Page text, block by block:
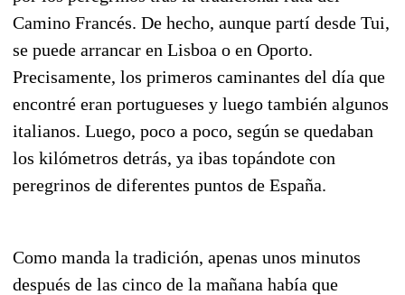
Camino Francés. De hecho, aunque partí desde Tui,
se puede arrancar en Lisboa o en Oporto.
Precisamente, los primeros caminantes del día que
encontré eran portugueses y luego también algunos
italianos. Luego, poco a poco, según se quedaban
los kilómetros detrás, ya ibas topándote con
peregrinos de diferentes puntos de España.
Como manda la tradición, apenas unos minutos
después de las cinco de la mañana había que